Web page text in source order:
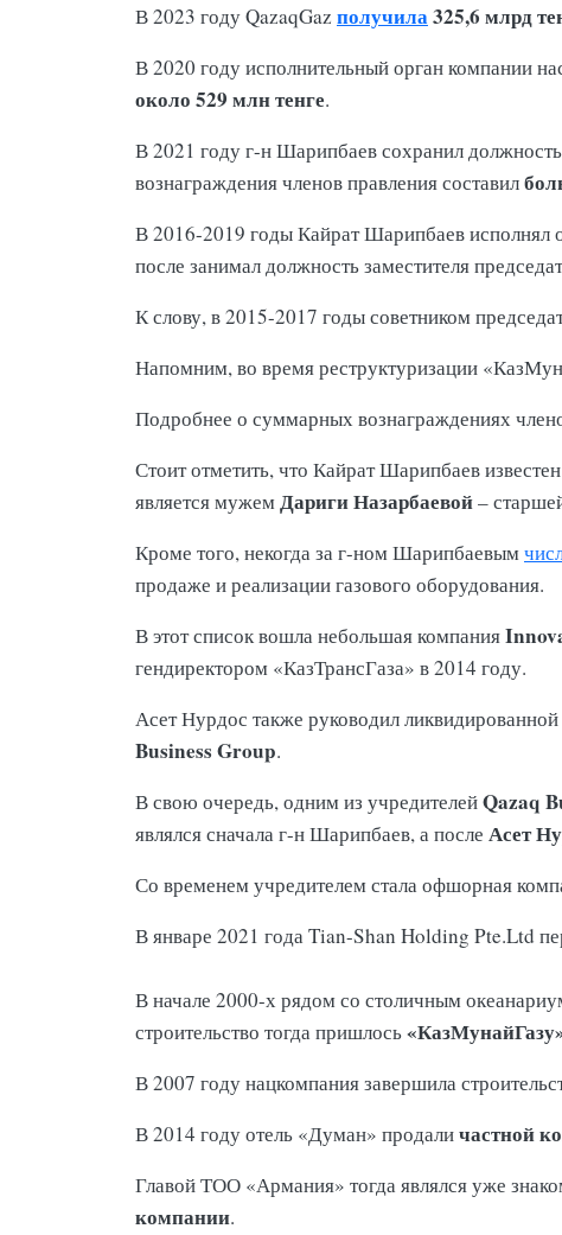
В 2023 году QazaqGaz получила325,6 млрд
В 2020 году исполнительный орган компании
около 529 млн тенге.
В 2021 году г-н Шарипбаев сохранил должность
вознаграждения членов правления составил
В 2016-2019 годы Кайрат Шарипбаев исполнял
после занимал должность заместителя
К слову, в 2015-2017 годы советником
Напомним, во время реструктуризации
Подробнее о суммарных вознаграждениях
Стоит отметить, что Кайрат Шарипбаев
является мужемДариги Назарбаевой–
Кроме того, некогда за г-ном Шарипбаевым
продаже и реализации газового оборудования.
В этот список вошла небольшая компания
гендиректором «КазТрансГаза» в 2014 году.
Асет Нурдос также руководил
Business Group.
В свою очередь, одним из учредителейQazaq
являлся сначала г-н Шарипбаев, а после Асет
Со временем учредителем стала офшорная
В январе 2021 года Tian-Shan Holding Pte.Ltd
В начале 2000-х рядом со столичным
строительство тогда пришлось
В 2007 году нацкомпания завершила
В 2014 году отель «Думан» продаличастной
Главой ТОО «Армания» тогда являлся уже
компании.